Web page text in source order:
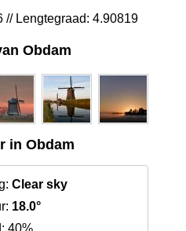
// Lengtegraad: 4.90819
Obdam
in Obdam
Clear sky
18.0°